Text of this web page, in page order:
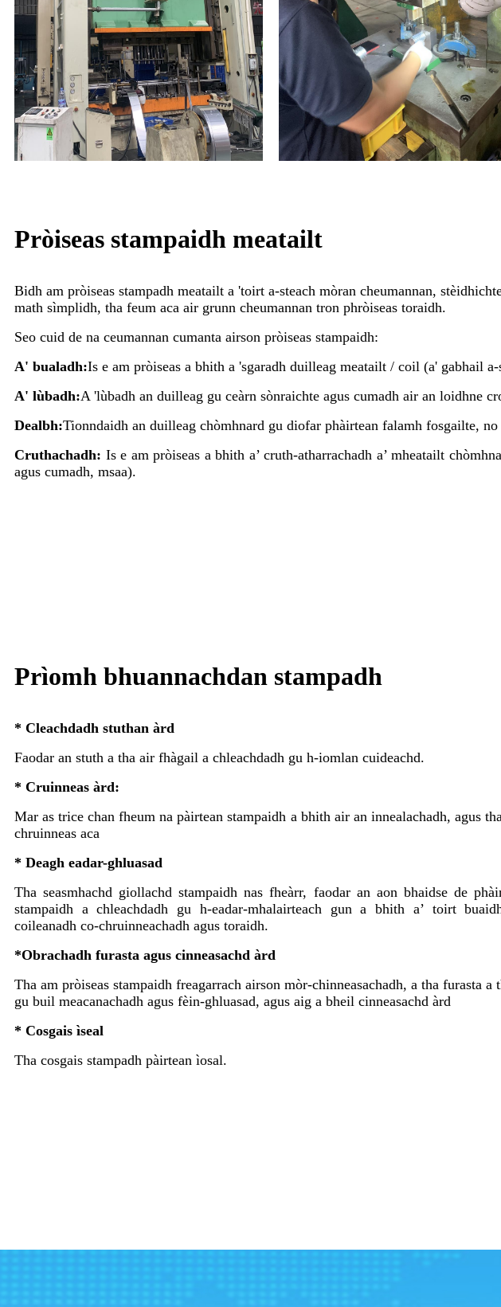
Pròiseas stampaidh meatailt
Bidh am pròiseas stampadh meatailt a 'toirt a-steach mòran cheumannan,
math sìmplidh, tha feum aca air grunn cheumannan tron ​​​​phròiseas toraidh.
Seo cuid de na ceumannan cumanta airson pròiseas stampaidh:
A' bualadh:Is e am pròiseas a bhith a 'sgaradh duilleag meatailt / coil (a' gabhail
A' lùbadh:A 'lùbadh an duilleag gu ceàrn sònraichte agus cumadh air an loidhne
Dealbh:Tionndaidh an duilleag chòmhnard gu diofar phàirtean falamh fosgailte,
Cruthachadh: Is e am pròiseas a bhith a’ cruth-atharrachadh a’ mheatailt
agus cumadh, msaa).
Prìomh bhuannachdan stampadh
* Cleachdadh stuthan àrd
Faodar an stuth a tha air fhàgail a chleachdadh gu h-iomlan cuideachd.
* Cruinneas àrd:
Mar as trice chan fheum na pàirtean stampaidh a bhith air an innealachadh, agus
chruinneas aca
* Deagh eadar-ghluasad
Tha seasmhachd giollachd stampaidh nas fheàrr, faodar an aon bhaidse de
stampaidh a chleachdadh gu h-eadar-mhalairteach gun a bhith a’ toirt
coileanadh co-chruinneachadh agus toraidh.
*Obrachadh furasta agus cinneasachd àrd
Tha am pròiseas stampaidh freagarrach airson mòr-chinneasachadh, a tha furasta a
gu buil meacanachadh agus fèin-ghluasad, agus aig a bheil cinneasachd àrd
* Cosgais ìseal
Tha cosgais stampadh pàirtean ìosal.